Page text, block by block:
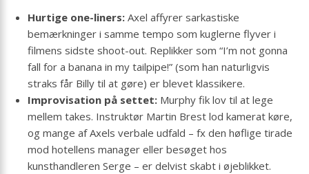
Hurtige one-liners: Axel affyrer sarkastiske
bemærkninger i samme tempo som kuglerne flyver i
filmens sidste shoot-out. Replikker som “I’m not gonna
fall for a banana in my tailpipe!” (som han naturligvis
straks får Billy til at gøre) er blevet klassikere.
Improvisation på settet: Murphy fik lov til at lege
mellem takes. Instruktør Martin Brest lod kamerat køre,
og mange af Axels verbale udfald – fx den høflige tirade
mod hotellens manager eller besøget hos
kunsthandleren Serge – er delvist skabt i øjeblikket.